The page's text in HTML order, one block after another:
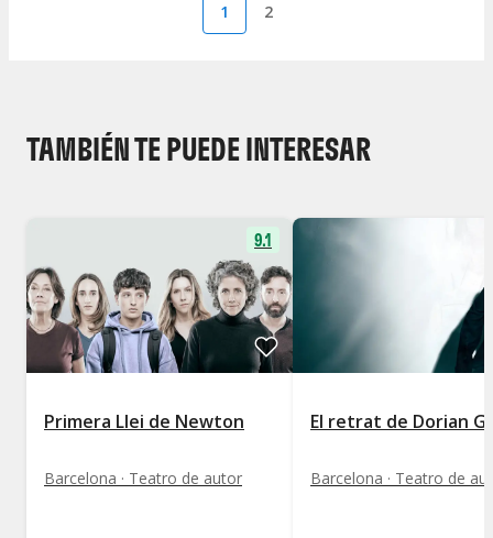
1 2
TAMBIÉN TE PUEDE INTERESAR
9.1
Primera Llei de Newton
Barcelona · Teatro de autor
El retrat de Dorian
Barcelona · Teatro de